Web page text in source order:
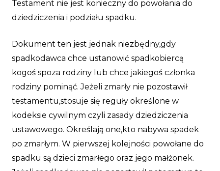
Testament nie jest konieczny do powołania do
dziedziczenia i podziału spadku.
Dokument ten jest jednak niezbędny,gdy
spadkodawca chce ustanowić spadkobiercą
kogoś spoza rodziny lub chce jakiegoś członka
rodziny pominąć. Jeżeli zmarły nie pozostawił
testamentu,stosuje się reguły określone w
kodeksie cywilnym czyli zasady dziedziczenia
ustawowego. Określają one,kto nabywa spadek
po zmarłym. W pierwszej kolejności powołane do
spadku są dzieci zmarłego oraz jego małżonek.